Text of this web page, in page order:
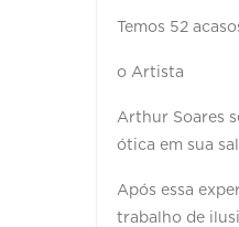
Temos 52
o Artista
Arthur Soares
ótica em sua
Após essa
trabalho de